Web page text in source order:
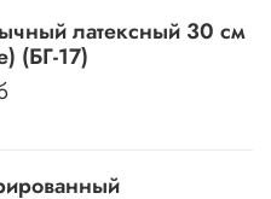
латексный 30 см
(БГ-17)